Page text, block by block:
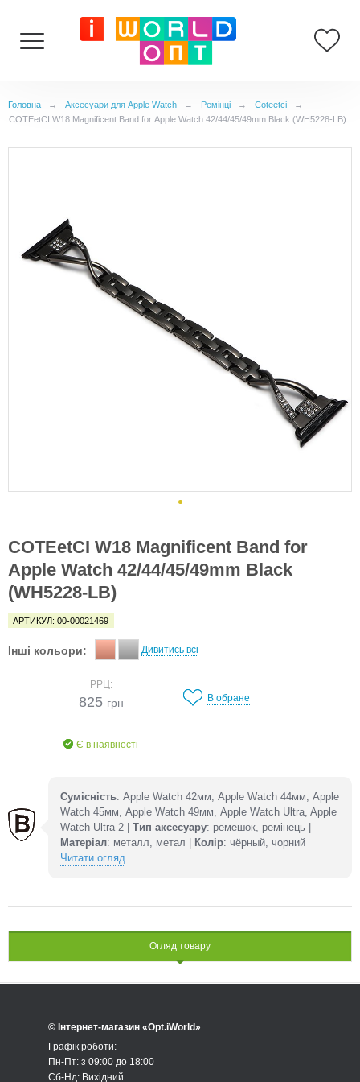
Головна → Аксесуари для Apple Watch → Ремінці → Coteetci
→
COTEetCI W18 Magnificent Band for Apple Watch 42/44/45/49mm Black (WH5228-LB)
COTEetCI W18 Magnificent Band for
Apple Watch 42/44/45/49mm Black
(WH5228-LB)
АРТИКУЛ: 00-00021469
Інші кольори: Дивитись всі
РРЦ:
825 грн
Є в наявності
В обране
Сумісність: Apple Watch 42мм, Apple Watch 44мм, Apple
Watch 45мм, Apple Watch 49мм, Apple Watch Ultra, Apple
Watch Ultra 2 | Тип аксесуару: ремешок, ремінець |
Матеріал: металл, метал | Колір: чёрный, чорний
Читати огляд
Огляд товару
© Інтернет-магазин «Opt.iWorld»
Графік роботи:
Пн-Пт: з 09:00 до 18:00
Сб-Нд: Вихідний